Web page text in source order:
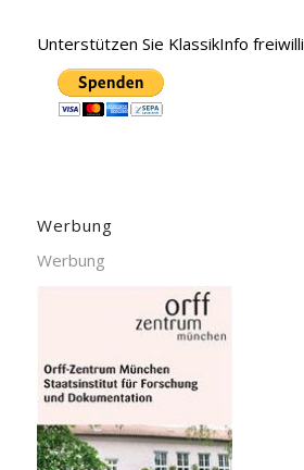
Unterstützen Sie KlassikInfo
Werbung
Werbung